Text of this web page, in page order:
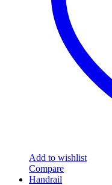
Add to wishlist
Compare
Handrail